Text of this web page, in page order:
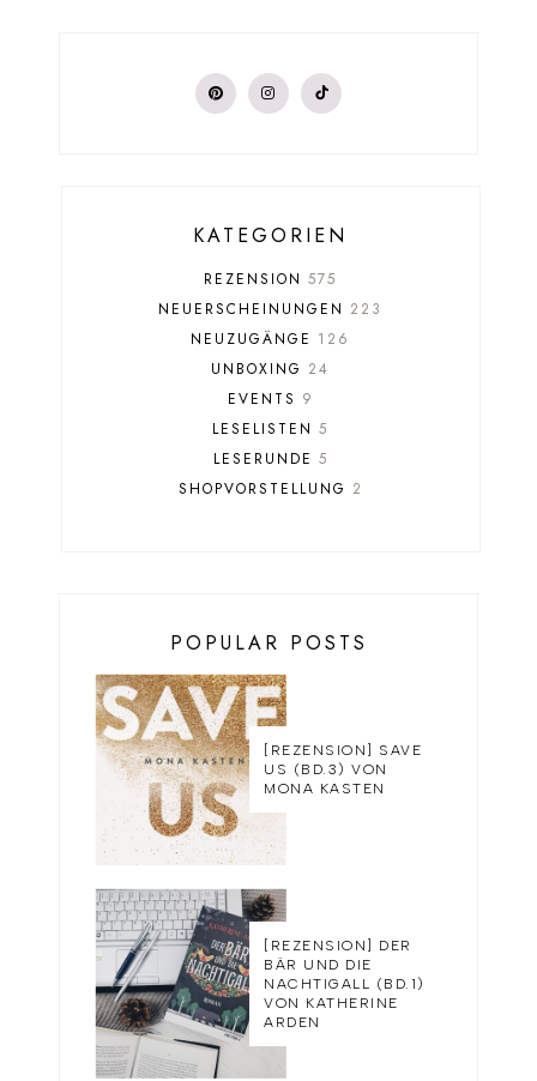
KATEGORIEN
REZENSION 575
NEUERSCHEINUNGEN 223
NEUZUGÄNGE 126
UNBOXING 24
EVENTS 9
LESELISTEN 5
LESERUNDE 5
SHOPVORSTELLUNG 2
POPULAR POSTS
[REZENSION] SAVE
US (BD.3) VON
MONA KASTEN
[REZENSION] DER
BÄR UND DIE
NACHTIGALL (BD.1)
VON KATHERINE
ARDEN